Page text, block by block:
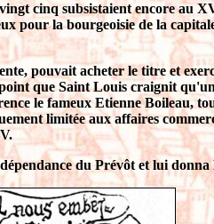
cinq subsistaient encore au
pour la bourgeoisie de la
pouvait acheter le titre et
que Saint Louis craignit
le fameux Etienne Boileau,
limitée aux affaires
du Prévôt et lui donna